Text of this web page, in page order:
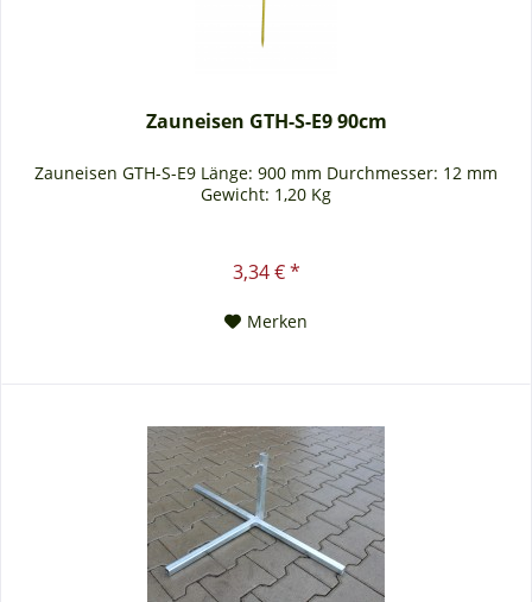
Zauneisen GTH-S-E9 90cm
Zauneisen GTH-S-E9 Länge: 900 mm Durchmesser: 12 mm
Gewicht: 1,20 Kg
3,34 € *
Merken